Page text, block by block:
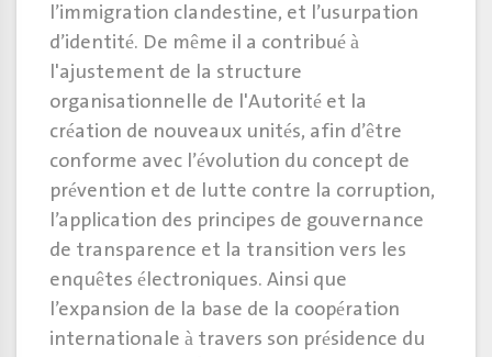
l’immigration clandestine, et l’usurpation
d’identité. De même il a contribué à
l'ajustement de la structure
organisationnelle de l'Autorité et la
création de nouveaux unités, afin d’être
conforme avec l’évolution du concept de
prévention et de lutte contre la corruption,
l’application des principes de gouvernance
de transparence et la transition vers les
enquêtes électroniques. Ainsi que
l’expansion de la base de la coopération
internationale à travers son présidence du